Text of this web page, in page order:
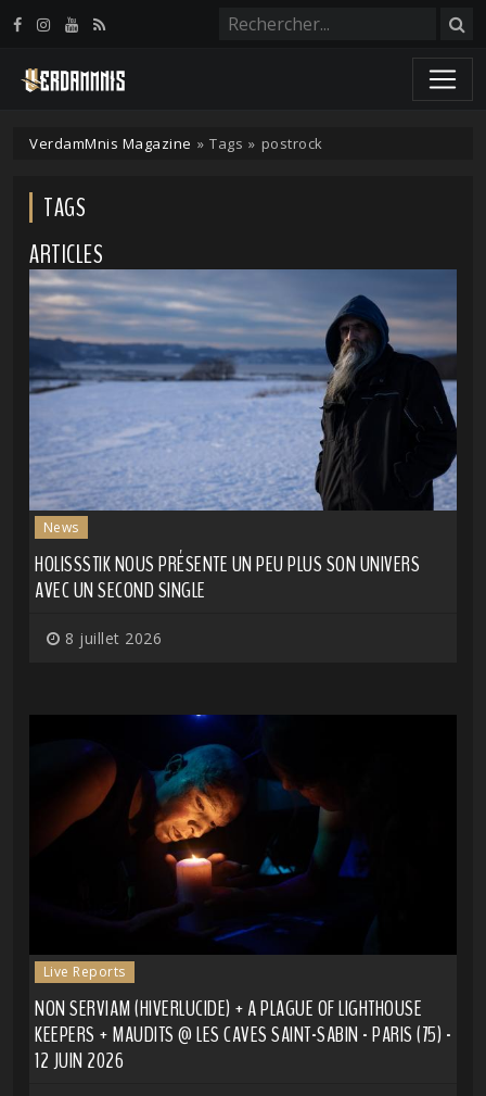
VerdamMnis Magazine » Tags » postrock
TAGS
ARTICLES
News
HOLISSSTIK NOUS PRÉSENTE UN PEU PLUS SON UNIVERS
AVEC UN SECOND SINGLE
8 juillet 2026
Live Reports
NON SERVIAM (HIVERLUCIDE) + A PLAGUE OF LIGHTHOUSE
KEEPERS + MAUDITS @ LES CAVES SAINT-SABIN - PARIS (75) -
12 JUIN 2026
Panneau de gestion des cookies